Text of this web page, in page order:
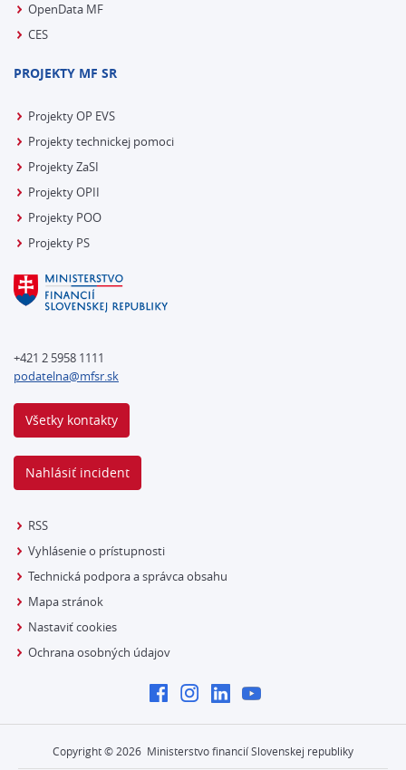
OpenData MF
CES
PROJEKTY MF SR
Projekty OP EVS
Projekty technickej pomoci
Projekty ZaSI
Projekty OPII
Projekty POO
Projekty PS
+421 2 5958 1111
podatelna@mfsr.sk
Všetky kontakty
Nahlásiť incident
RSS
Vyhlásenie o prístupnosti
Technická podpora a správca obsahu
Mapa stránok
Nastaviť cookies
Ochrana osobných údajov
Copyright © 2026 Ministerstvo financií Slovenskej republiky